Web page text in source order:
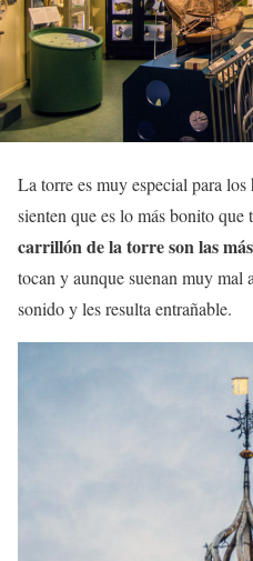
La torre es muy especial para
sienten que es lo más bonito que
carrillón de la torre son las
tocan y aunque suenan muy mal
sonido y les resulta entrañable.